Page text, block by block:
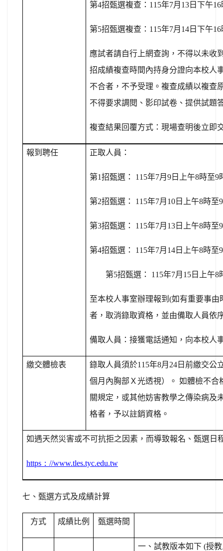
第4招甄選複查： 115年7月 13 日下午16
第5招甄選複查： 115年7月 14 日下午16
應試者請自行上網查詢，不得以未收
招成績複查時間內持身分證向本校人
不合者，不予受理。複查成績以複查
不得要求調閱、影印試卷、提供試題
複查結果回覆方式：現場查明後立即
報到聘任 正取人員：
第1招甄選： 115年7月 9 日上午8時至9
第2招甄選： 115年7月 10 日上午8時至9
第3招甄選： 115年7月 13 日上午8時至9
第4招甄選： 115年7月 14 日上午8時至9
第5招甄選： 115年7月 15 日上午8
至本校人事室辦理報到 (如有重要事由
者，取消錄取資格，並由備取人員依
備取人員：接獲電話通知，向本校人
繳交體檢表 錄取人員須於115年8月 24 日前繳交公
個月內胸部Ｘ光透視）。 如體檢不合
關規定，或其他妨害教學之傳染病及
格者，予以註銷資格。
如遇天然災害或不可抗拒之因素，而導致報名、甄選日
https ： //www.tles.tyc.edu.tw
七、 甄選方式及成績計算
方式 成績比例 甄選時間
一、試教版本如下 (授